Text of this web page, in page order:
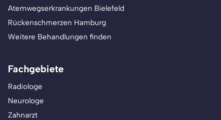
Atemwegserkrankungen Bielefeld
Rückenschmerzen Hamburg
Weitere Behandlungen finden
Fachgebiete
Radiologe
Neurologe
Zahnarzt